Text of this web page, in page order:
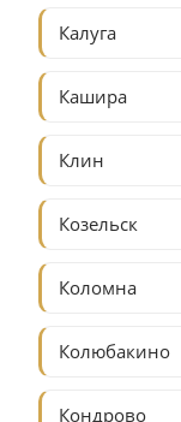
Калуга
Кашира
Клин
Козельск
Коломна
Колюбакино
Кондрово